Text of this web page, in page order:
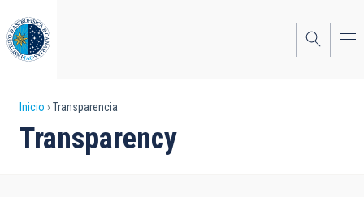
al
contenido
principal
Sobrescribir
enlaces
Inicio Transparencia
Transparency